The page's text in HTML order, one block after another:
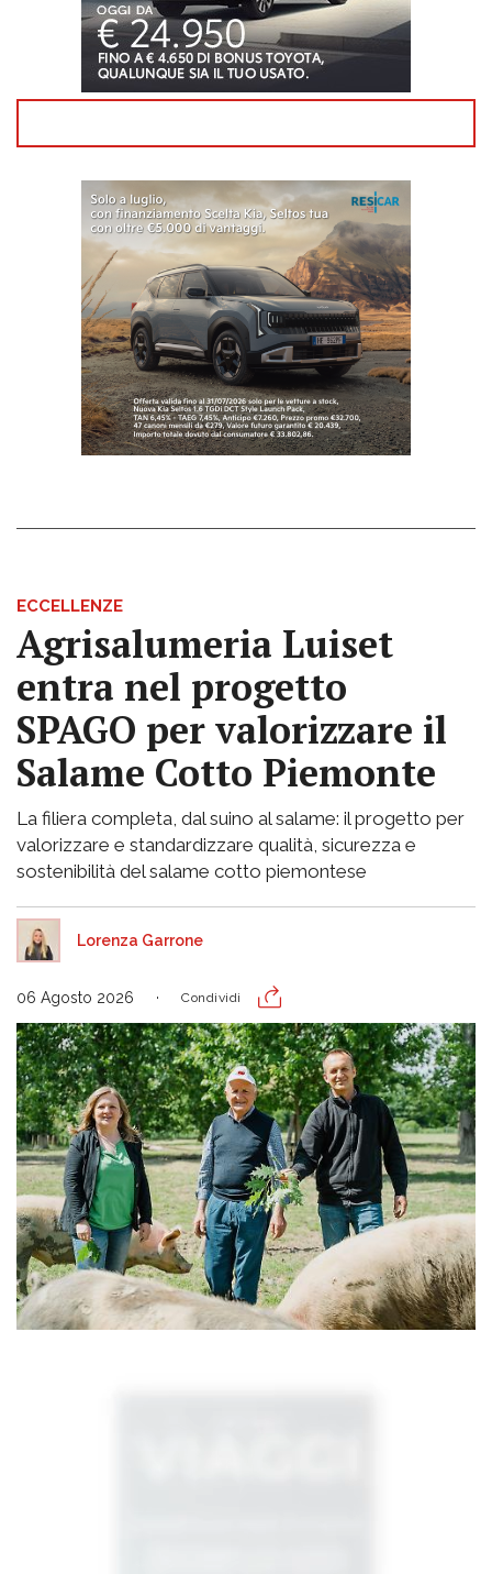
ECCELLENZE
Agrisalumeria Luiset
entra nel progetto
SPAGO per valorizzare il
Salame Cotto Piemonte
La filiera completa, dal suino al salame: il progetto per
valorizzare e standardizzare qualità, sicurezza e
sostenibilità del salame cotto piemontese
Lorenza Garrone
06 Agosto 2026 Condividi